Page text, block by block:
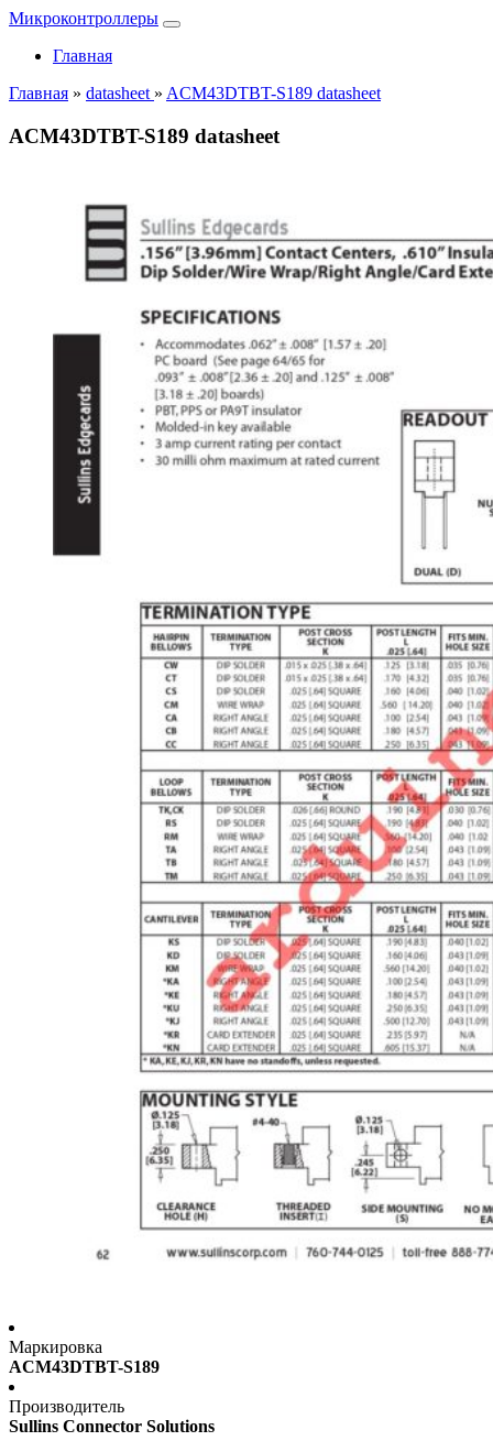
Микроконтроллеры
Главная
Главная » datasheet » ACM43DTBT-S189 datasheet
ACM43DTBT-S189 datasheet
Маркировка
ACM43DTBT-S189
Производитель
Sullins Connector Solutions